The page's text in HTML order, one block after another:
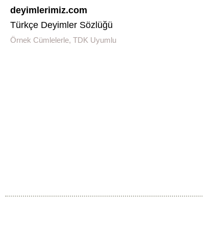
deyimlerimiz.com
Türkçe Deyimler Sözlüğü
Örnek Cümlelerle, TDK Uyumlu